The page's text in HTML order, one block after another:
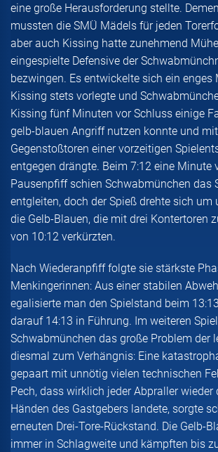
eine große Herausforderung stellte.
mussten die SMÜ Mädels für jeden
aber auch Kissing hatte zunehmend
eingespielte Defensive der
bezwingen. Es entwickelte sich ein enges
Kissing stets vorlegte und
Kissing fünf Minuten vor Schluss einige
gelb-blauen Angriff nutzen konnte und
Gegenstoßtoren einer vorzeitigen
entgegen drängte. Beim 7:12 eine Minute
Pausenpfiff schien Schwabmünchen das
entgleiten, doch der Spieß drehte sich um
die Gelb-Blauen, die mit drei Kontertoren
von 10:12 verkürzten.
Nach Wiederanpfiff folgte sie stärkste
Menkingerinnen: Aus einer stabilen
egalisierte man den Spielstand beim
darauf 14:13 in Führung. Im weiteren
Schwabmünchen das große Problem der
diesmal zum Verhängnis: Eine
gepaart mit unnötig vielen technischen
Pech, dass wirklich jeder Abpraller wieder
Händen des Gastgebers landete, sorgte
erneuten Drei-Tore-Rückstand. Die Gelb-
immer in Schlagweite und kämpften bis